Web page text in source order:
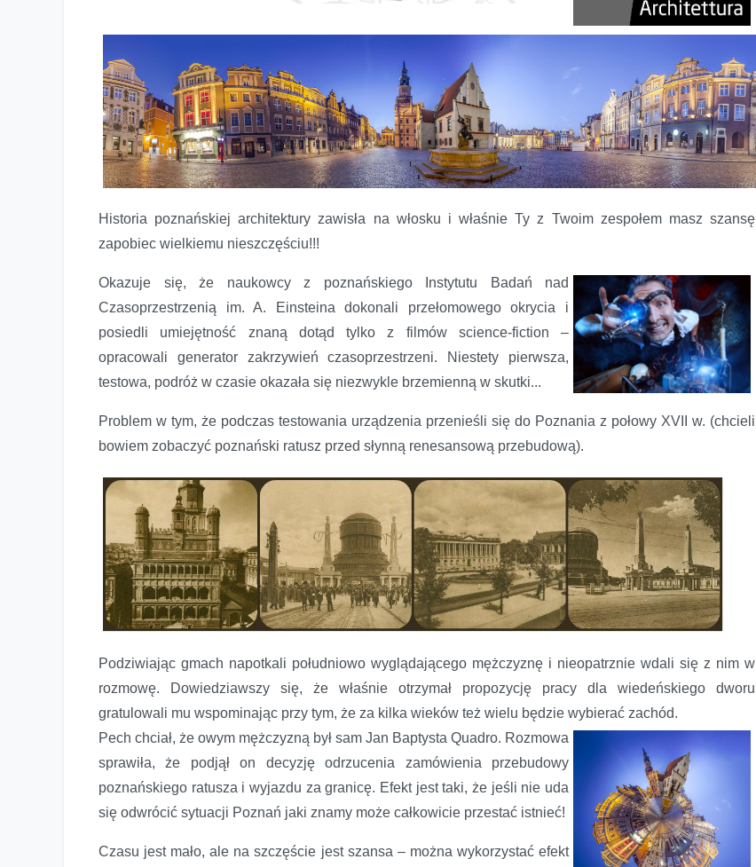
Historia poznańskiej architektury zawisła na włosku i właśnie Ty z Twoim zespołem masz szansę
zapobiec wielkiemu nieszczęściu!!!
Okazuje się, że naukowcy z poznańskiego Instytutu Badań nad
Czasoprzestrzenią im. A. Einsteina dokonali przełomowego okrycia i
posiedli umiejętność znaną dotąd tylko z filmów science-fiction –
opracowali generator zakrzywień czasoprzestrzeni. Niestety pierwsza,
testowa, podróż w czasie okazała się niezwykle brzemienną w skutki...
Problem w tym, że podczas testowania urządzenia przenieśli się do Poznania z połowy XVII w. (chcieli
bowiem zobaczyć poznański ratusz przed słynną renesansową przebudową).
Podziwiając gmach napotkali południowo wyglądającego mężczyznę i nieopatrznie wdali się z nim w
rozmowę. Dowiedziawszy się, że właśnie otrzymał propozycję pracy dla wiedeńskiego dworu
gratulowali mu wspominając przy tym, że za kilka wieków też wielu będzie wybierać zachód.
Pech chciał, że owym mężczyzną był sam Jan Baptysta Quadro. Rozmowa
sprawiła, że podjął on decyzję odrzucenia zamówienia przebudowy
poznańskiego ratusza i wyjazdu za granicę. Efekt jest taki, że jeśli nie uda
się odwrócić sytuacji Poznań jaki znamy może całkowicie przestać istnieć!
Czasu jest mało, ale na szczęście jest szansa – można wykorzystać efekt